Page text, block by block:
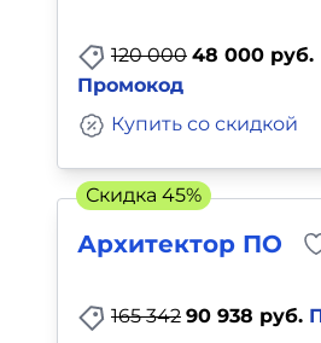
120 000 48 000 руб.
Промокод
Купить со скидкой
Архитектор ПО
165 342 90 938 руб.
Скидка 45%